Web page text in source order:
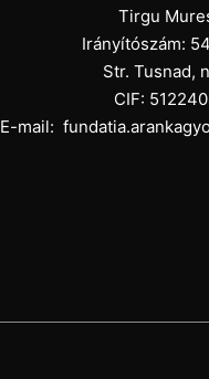
Tirgu
Irányítószám:
Str. Tusnad,
CIF:
E-mail: